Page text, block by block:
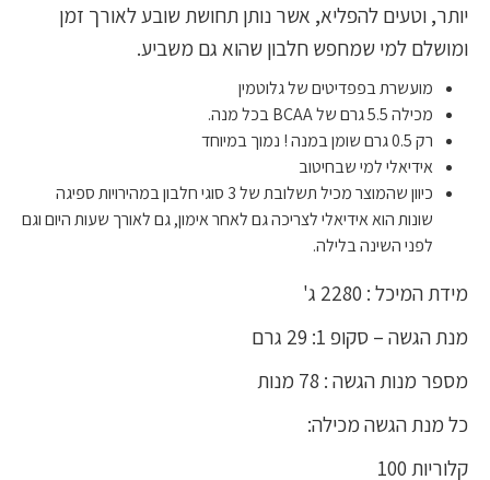
יותר, וטעים להפליא, אשר נותן תחושת שובע לאורך זמן
ומושלם למי שמחפש חלבון שהוא גם משביע.
מועשרת בפפדיטים של גלוטמין
מכילה 5.5 גרם של BCAA בכל מנה.
רק 0.5 גרם שומן במנה ! נמוך במיוחד
אידיאלי למי שבחיטוב
כיוון שהמוצר מכיל תשלובת של 3 סוגי חלבון במהירויות ספיגה
שונות הוא אידיאלי לצריכה גם לאחר אימון, גם לאורך שעות היום וגם
לפני השינה בלילה.
מידת המיכל : 2280 ג'
מנת הגשה – סקופ 1: 29 גרם
מספר מנות הגשה : 78 מנות
כל מנת הגשה מכילה:
קלוריות 100